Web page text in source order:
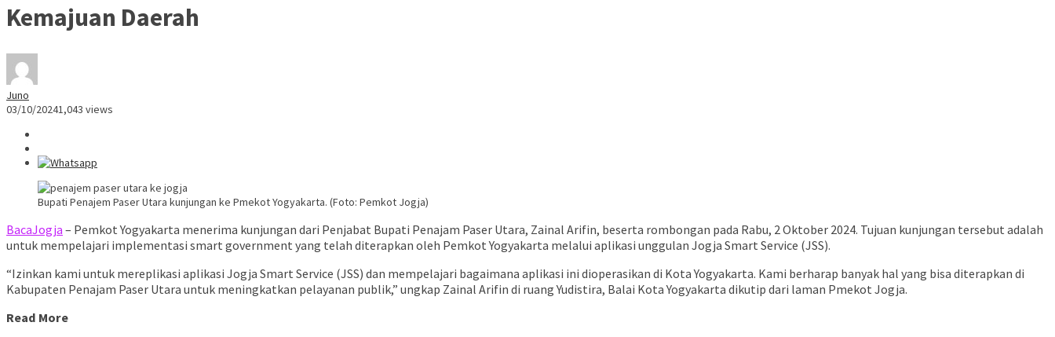
Kemajuan Daerah
Juno
03/10/20241,043 views
Bupati Penajem Paser Utara kunjungan ke Pmekot Yogyakarta. (Foto: Pemkot Jogja)
BacaJogja – Pemkot Yogyakarta menerima kunjungan dari Penjabat Bupati Penajam Paser Utara, Zainal Arifin, beserta rombongan pada Rabu, 2 Oktober 2024. Tujuan kunjungan tersebut adalah
untuk mempelajari implementasi smart government yang telah diterapkan oleh Pemkot Yogyakarta melalui aplikasi unggulan Jogja Smart Service (JSS).
“Izinkan kami untuk mereplikasi aplikasi Jogja Smart Service (JSS) dan mempelajari bagaimana aplikasi ini dioperasikan di Kota Yogyakarta. Kami berharap banyak hal yang bisa diterapkan di
Kabupaten Penajam Paser Utara untuk meningkatkan pelayanan publik,” ungkap Zainal Arifin di ruang Yudistira, Balai Kota Yogyakarta dikutip dari laman Pmekot Jogja.
Read More